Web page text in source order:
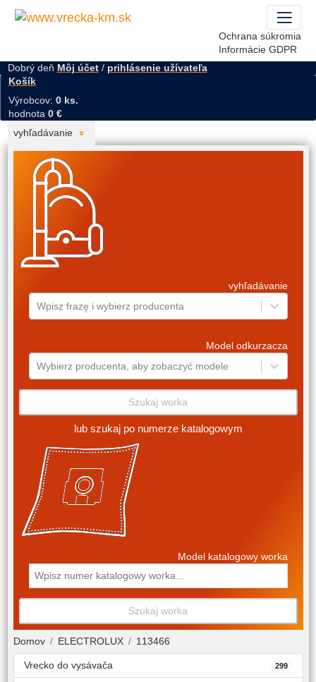
Ochrana súkromia
Informácie GDPR
Dobrý deň Môj účet/ prihlásenie užívateľa
Košík
Výrobcov: 0 ks.
hodnota 0 €
vyhľadávanie
vyhľadávanie
Wpisz frazę i wybierz producenta
Model odkurzacza
Wybierz producenta, aby zobaczyć modele
Szukaj worka
lub szukaj po numerze katalogowym
Model katalogowy worka
Szukaj worka
Domov ELECTROLUX 113466
Vrecko do vysávača 299